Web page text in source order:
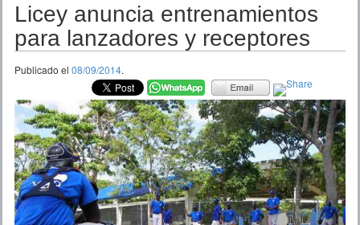
TEMPORADAS
Licey anuncia entrenamientos
para lanzadores y receptores
Publicado el 08/09/2014.